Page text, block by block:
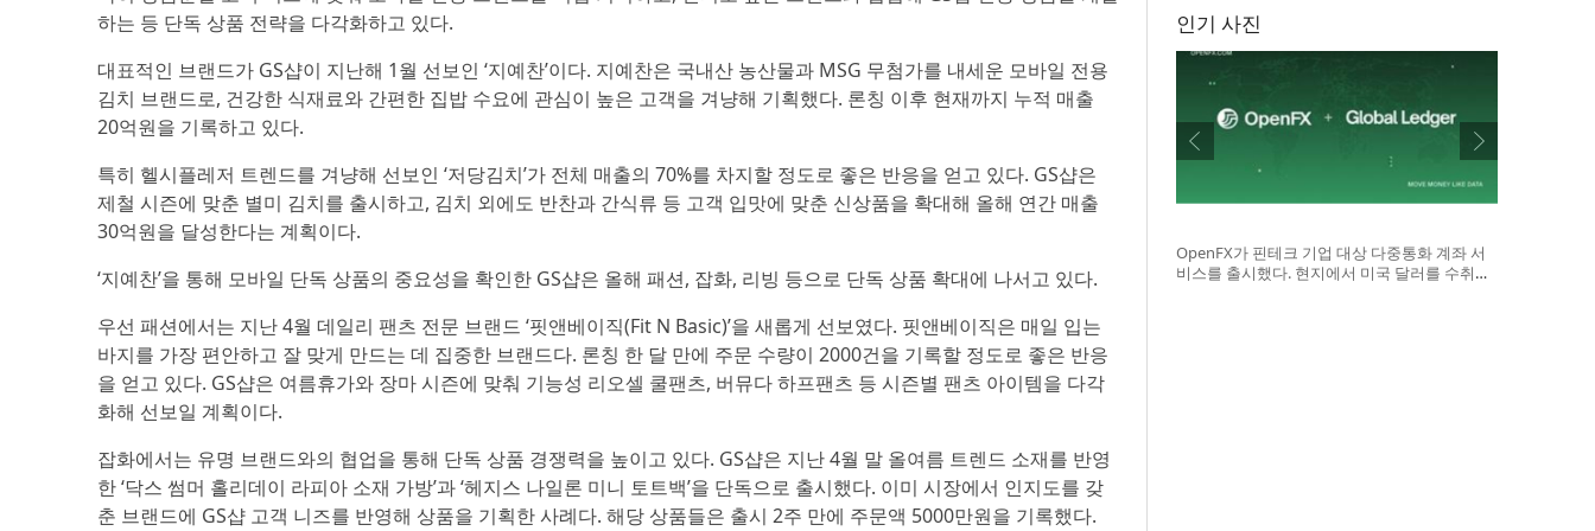
하는 등 단독 상품 전략을 다각화하고 있다.
대표적인 브랜드가 GS샵이 지난해 1월 선보인 ‘지예찬’이다. 지예찬은 국내산 농산물과 MSG 무첨가를 내세운 모바일 전용
김치 브랜드로, 건강한 식재료와 간편한 집밥 수요에 관심이 높은 고객을 겨냥해 기획했다. 론칭 이후 현재까지 누적 매출
20억원을 기록하고 있다.
특히 헬시플레저 트렌드를 겨냥해 선보인 ‘저당김치’가 전체 매출의 70%를 차지할 정도로 좋은 반응을 얻고 있다. GS샵은
제철 시즌에 맞춘 별미 김치를 출시하고, 김치 외에도 반찬과 간식류 등 고객 입맛에 맞춘 신상품을 확대해 올해 연간 매출
30억원을 달성한다는 계획이다.
‘지예찬’을 통해 모바일 단독 상품의 중요성을 확인한 GS샵은 올해 패션, 잡화, 리빙 등으로 단독 상품 확대에 나서고 있다.
우선 패션에서는 지난 4월 데일리 팬츠 전문 브랜드 ‘핏앤베이직(Fit N Basic)’을 새롭게 선보였다. 핏앤베이직은 매일 입는
바지를 가장 편안하고 잘 맞게 만드는 데 집중한 브랜드다. 론칭 한 달 만에 주문 수량이 2000건을 기록할 정도로 좋은 반응
을 얻고 있다. GS샵은 여름휴가와 장마 시즌에 맞춰 기능성 리오셀 쿨팬츠, 버뮤다 하프팬츠 등 시즌별 팬츠 아이템을 다각
화해 선보일 계획이다.
잡화에서는 유명 브랜드와의 협업을 통해 단독 상품 경쟁력을 높이고 있다. GS샵은 지난 4월 말 올여름 트렌드 소재를 반영
한 ‘닥스 썸머 홀리데이 라피아 소재 가방’과 ‘헤지스 나일론 미니 토트백’을 단독으로 출시했다. 이미 시장에서 인지도를 갖
춘 브랜드에 GS샵 고객 니즈를 반영해 상품을 기획한 사례다. 해당 상품들은 출시 2주 만에 주문액 5000만원을 기록했다.
인기 사진
OpenFX가 핀테크 기업 대상 다중통화 계좌 서
비스를 출시했다. 현지에서 미국 달러를 수취하